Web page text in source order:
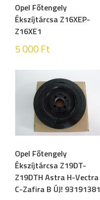
Opel Főtengely
Ékszíjtárcsa Z16XEP-
Z16XE1
5 000Ft
Opel Főtengely
Ékszíjtárcsa Z19DT-
Z19DTH Astra H-Vectra
C-Zafira B ÚJ! 93191381